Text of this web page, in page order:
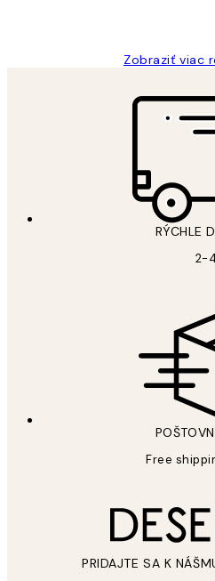
Zobraziť viac
RÝCHLE
2-
Free
PRIDAJTE SA K